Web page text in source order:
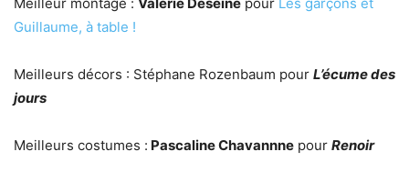
Meilleur montage : Valérie Deseine pour Les garçons et
Guillaume, à table !
Meilleurs décors : Stéphane Rozenbaum pour L’écume des
jours
Meilleurs costumes : Pascaline Chavannne pour Renoir